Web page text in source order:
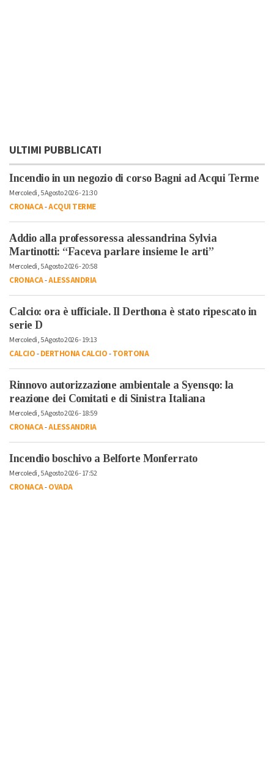
ULTIMI PUBBLICATI
Incendio in un negozio di corso Bagni ad Acqui Terme
Mercoledì, 5 Agosto 2026 - 21:30
CRONACA-ACQUI TERME
Addio alla professoressa alessandrina Sylvia
Martinotti: “Faceva parlare insieme le arti”
Mercoledì, 5 Agosto 2026 - 20:58
CRONACA-ALESSANDRIA
Calcio: ora è ufficiale. Il Derthona è stato ripescato in
serie D
Mercoledì, 5 Agosto 2026 - 19:13
CALCIO-DERTHONA CALCIO-TORTONA
Rinnovo autorizzazione ambientale a Syensqo: la
reazione dei Comitati e di Sinistra Italiana
Mercoledì, 5 Agosto 2026 - 18:59
CRONACA-ALESSANDRIA
Incendio boschivo a Belforte Monferrato
Mercoledì, 5 Agosto 2026 - 17:52
CRONACA-OVADA